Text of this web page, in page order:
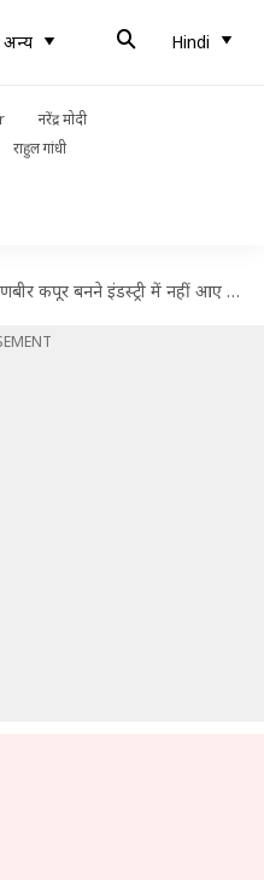
अन्य Hindi
नरेंद्र मोदी
राहुल गांधी
बनने इंडस्ट्री में नहीं आए जयदीप अहलावत, नेपोटिज्म को अभिनेता ने बताया भ्रम